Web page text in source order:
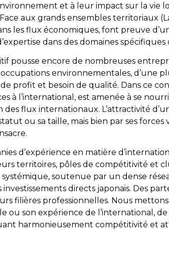
et à leur impact sur la vie
aux grands ensembles territoriaux
les flux économiques, font preuve
dans des domaines
pousse encore de nombreuses
environnementales, d’une
profit et besoin de qualité. Dans ce
à l’international, est amenée à se
flux internationaux. L’attractivité
ou sa taille, mais bien par ses forces
d’expérience en matière
territoires, pôles de compétitivité et
systémique, soutenue par un dense
directs japonais. Des
filières professionnelles. Nous
ou son expérience de l’international,
harmonieusement compétitivité et